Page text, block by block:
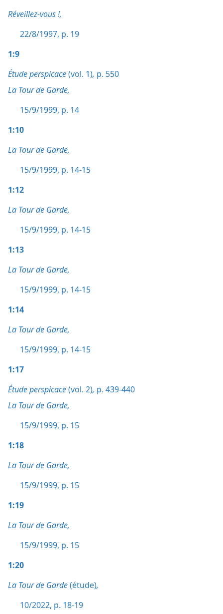
Réveillez-vous !,
22/8/1997, p. 19
1:9
Étude perspicace(vol. 1), p. 550
La Tour de Garde,
15/9/1999, p. 14
1:10
La Tour de Garde,
15/9/1999, p. 14-15
1:12
La Tour de Garde,
15/9/1999, p. 14-15
1:13
La Tour de Garde,
15/9/1999, p. 14-15
1:14
La Tour de Garde,
15/9/1999, p. 14-15
1:17
Étude perspicace(vol. 2), p. 439-440
La Tour de Garde,
15/9/1999, p. 15
1:18
La Tour de Garde,
15/9/1999, p. 15
1:19
La Tour de Garde,
15/9/1999, p. 15
1:20
La Tour de Garde(étude),
10/2022, p. 18-19